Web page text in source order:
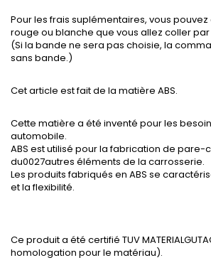
Pour les frais suplémentaires, vous
rouge ou blanche que vous allez coller
(Si la bande ne sera pas choisie, la
sans bande.)
Cet article est fait de la matière ABS.
Cette matière a été inventé pour les
automobile.
ABS est utilisé pour la fabrication de pare-
du0027autres éléments de la carrosserie.
Les produits fabriqués en ABS se
et la flexibilité.
Ce produit a été certifié TUV
homologation pour le matériau).